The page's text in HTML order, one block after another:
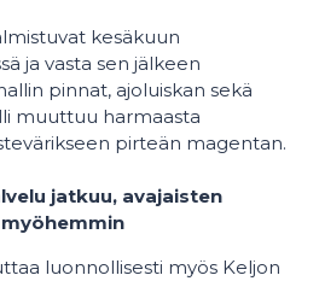
kesäkuun
ja vasta sen jälkeen
pinnat, ajoluiskan sekä
muuttuu harmaasta
pirteän magentan.
jatkuu, avajaisten
luonnollisesti myös Keljon